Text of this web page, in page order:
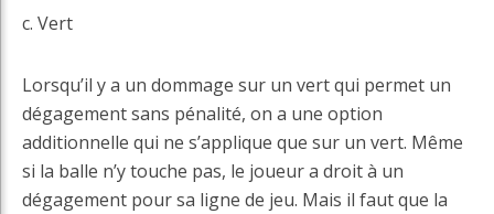
c. Vert
Lorsqu’il y a un dommage sur un vert qui permet un
dégagement sans pénalité, on a une option
additionnelle qui ne s’applique que sur un vert. Même
si la balle n’y touche pas, le joueur a droit à un
dégagement pour sa ligne de jeu. Mais il faut que la